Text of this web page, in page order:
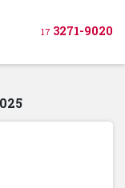
17 3271-9020